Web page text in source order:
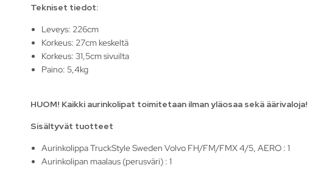
Tekniset tiedot:
Leveys: 226cm
Korkeus: 27cm keskeltä
Korkeus: 31,5cm sivuilta
Paino: 5,4kg
HUOM! Kaikki aurinkolipat toimitetaan ilman yläosaa sekä äärivaloja!
Sisältyvät tuotteet
Aurinkolippa TruckStyle Sweden Volvo FH/FM/FMX 4/5, AERO : 1
Aurinkolipan maalaus (perusväri) : 1